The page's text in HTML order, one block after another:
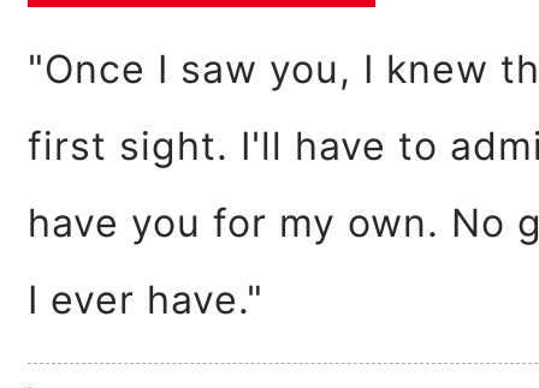
"Once I saw you, I knew
first sight. I'll have to
have you for my own. No
I ever have."